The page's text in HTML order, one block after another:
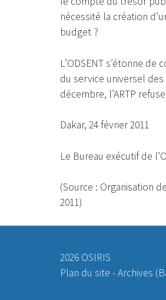
nécessité la création
budget ?
L’ODSENT s’étonne
du service universel
décembre, l’ARTP
Dakar, 24 février 2011
Le Bureau exécutif de
(Source : Organisation
2011)
2026 OSIRIS
Plan du site -Archives